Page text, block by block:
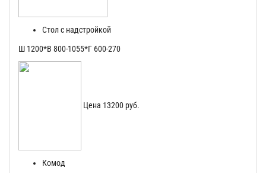
Стол с надстройкой
Ш 1200*В 800-1055*Г 600-270
Цена 13200 руб.
Комод